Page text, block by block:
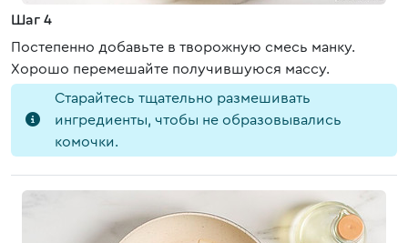
Шаг 4
Постепенно добавьте в творожную смесь манку.
Хорошо перемешайте получившуюся массу.
Старайтесь тщательно размешивать
ингредиенты, чтобы не образовывались
комочки.